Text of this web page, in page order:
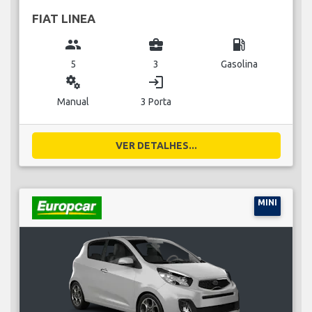
FIAT LINEA
group
5
business_center
3
local_gas_station
Gasolina
miscellaneous_services
Manual
login
3 Porta
VER DETALHES...
MINI